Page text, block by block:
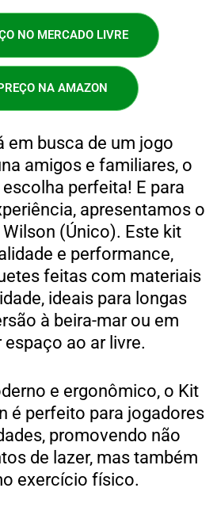
NO MERCADO LIVRE
NA AMAZON
em busca de um jogo
amigos e familiares, o
perfeita! E para
apresentamos o
(Único). Este kit
e performance,
feitas com materiais
ideais para longas
à beira-mar ou em
espaço ao ar livre.
e ergonômico, o Kit
é perfeito para jogadores
promovendo não
de lazer, mas também
exercício físico.